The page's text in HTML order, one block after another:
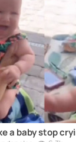
a baby stop